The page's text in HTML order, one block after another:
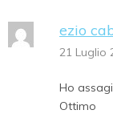
ezio
21 Luglio
Ho
Ottimo